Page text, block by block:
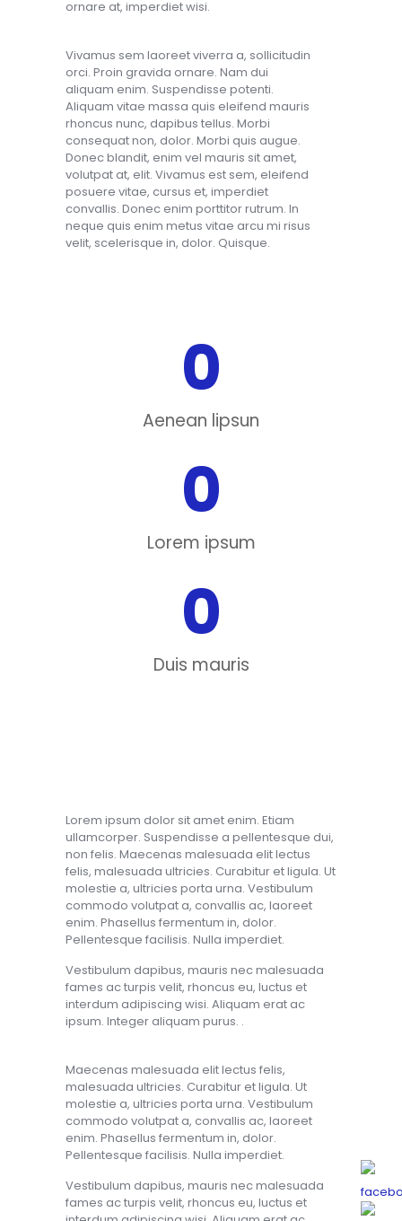
ornare at, imperdiet wisi.
Vivamus sem laoreet viverra a, sollicitudin
orci. Proin gravida ornare. Nam dui
aliquam enim. Suspendisse potenti.
Aliquam vitae massa quis eleifend mauris
rhoncus nunc, dapibus tellus. Morbi
consequat non, dolor. Morbi quis augue.
Donec blandit, enim vel mauris sit amet,
volutpat at, elit. Vivamus est sem, eleifend
posuere vitae, cursus et, imperdiet
convallis. Donec enim porttitor rutrum. In
neque quis enim metus vitae arcu mi risus
velit, scelerisque in, dolor. Quisque.
Aenean lipsun
0
Lorem ipsum
0
Duis mauris
0
Lorem ipsum dolor sit amet enim. Etiam
ullamcorper. Suspendisse a pellentesque dui,
non felis. Maecenas malesuada elit lectus
felis, malesuada ultricies. Curabitur et ligula. Ut
molestie a, ultricies porta urna. Vestibulum
commodo volutpat a, convallis ac, laoreet
enim. Phasellus fermentum in, dolor.
Pellentesque facilisis. Nulla imperdiet.
Vestibulum dapibus, mauris nec malesuada
fames ac turpis velit, rhoncus eu, luctus et
interdum adipiscing wisi. Aliquam erat ac
ipsum. Integer aliquam purus. .
Maecenas malesuada elit lectus felis,
malesuada ultricies. Curabitur et ligula. Ut
molestie a, ultricies porta urna. Vestibulum
commodo volutpat a, convallis ac, laoreet
enim. Phasellus fermentum in, dolor.
Pellentesque facilisis. Nulla imperdiet.
Vestibulum dapibus, mauris nec malesuada
fames ac turpis velit, rhoncus eu, luctus et